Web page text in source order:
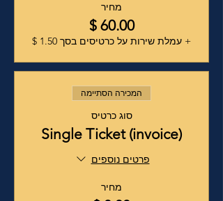
מחיר
‏60.00 ‏$
+ עמלת שירות על כרטיסים בסך ‏1.50 ‏$
המכירה הסתיימה
סוג כרטיס
Single Ticket (invoice)
פרטים נוספים
מחיר